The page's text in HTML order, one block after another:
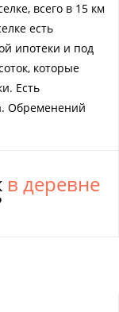
всего в 15 км
есть
ипотеки и под
которые
Есть
Обременений
в деревне